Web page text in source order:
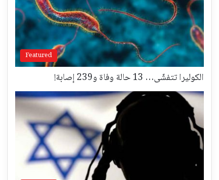
Featured
الكوليرا تتفشّى… 13 حالة وفاة و239 إصابة!